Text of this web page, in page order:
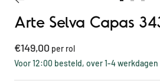
naarnaarnaar
Arte Selva Capas
Kortings
prijs
€149,00 per rol
Voor 12:00 besteld, over 1-4